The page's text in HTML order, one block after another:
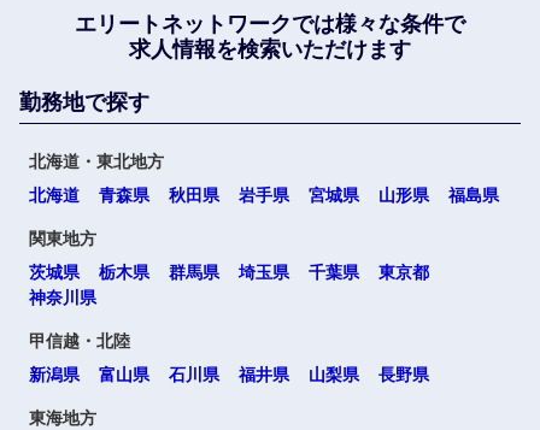
エリートネットワークでは様々な条件で
求人情報を検索いただけます
勤務地で探す
北海道・東北地方
北海道
青森県 秋田県 岩手県 宮城県 山形県 福島県
関東地方
茨城県
栃木県 群馬県 埼玉県 千葉県
東京都
神奈川県
甲信越・北陸
新潟県
富山県 石川県 福井県 山梨県 長野県
東海地方